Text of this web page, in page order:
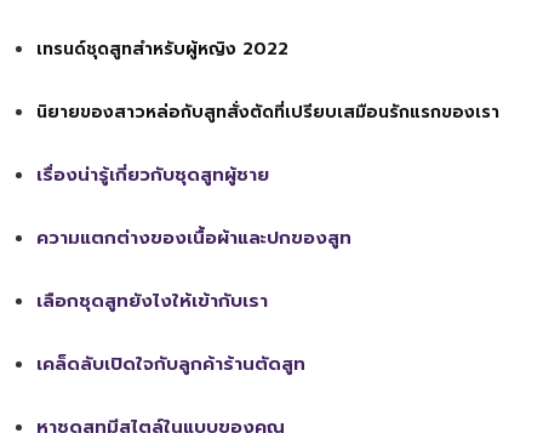
เทรนด์ชุดสูทสำหรับผู้หญิง 2022
นิยายของสาวหล่อกับสูทสั่งตัดที่เปรียบเสมือนรักแรกของเรา
เรื่องน่ารู้เกี่ยวกับชุดสูทผู้ชาย
ความแตกต่างของเนื้อผ้าและปกของสูท
เลือกชุดสูทยังไงให้เข้ากับเรา
เคล็ดลับเปิดใจกับลูกค้าร้านตัดสูท
หาชุดสูทมีสไตล์ในแบบของคุณ